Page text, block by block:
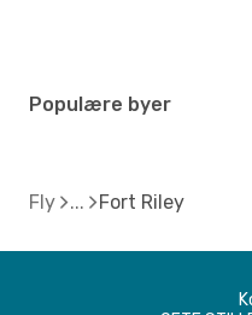
Populære byer
Fly Fort Riley